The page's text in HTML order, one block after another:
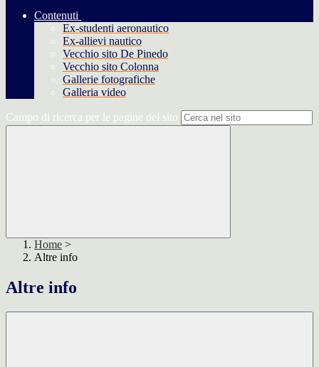
Contenuti
Ex-studenti aeronautico
Ex-allievi nautico
Vecchio sito De Pinedo
Vecchio sito Colonna
Gallerie fotografiche
Galleria video
Campo di ricerca per le pagine del sito
Home >
Altre info
Altre info